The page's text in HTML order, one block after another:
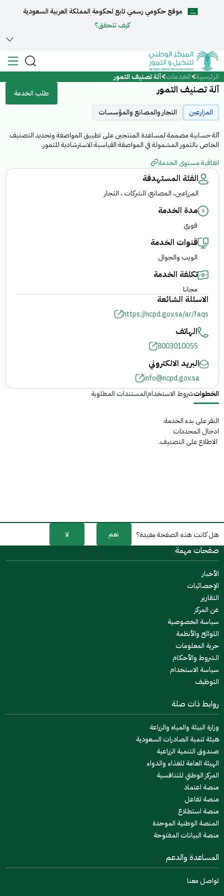
كيف تتحقق؟
English
الرئيسية
عن المركز
الخدمات
المركز الإعلامي
مركز الدعم والمساعدة
الفرع الإلكتروني
الرئيسية الخدمات آلة تصنيف التمور
آلة تصنيف التمور
طلب الخدمة
المزارعين
التجار والمصانع والمؤسسات
آلة حسابية مصممة لمساعدة المنتجين على تطبيق المواصفة وتحديد التصنيف
الخاص بالتمور المشمولة في المواصفة القياسية الاسترشادية للتمور.
اتفاقية مستوى الخدمة
الفئة المستهدفة
المزراعين، المصانع، الشركات ، التجار
مدة الخدمة
فوري
قنوات الخدمة
الويب والجوال
تكلفة الخدمة
مجانا
الاسئلة الشائعة
https://ncpd.gov.sa/ar/faqs
الهاتف
8003010055
البريد الالكتروني
info@ncpd.gov.sa
الخطواتشروط الاستخدامالمستندات المطلوبة
النقر على بدء الخدمة.
ادخال المحددات
الاطلاع على التصنيف.
هل كانت هذه الصفحة مفيدة؟ نعم لا
صفحات مهمة
الأخبار
الإحصائيات
التقارير
عن المركز
سياسة الخصوصية
اللوائح والأنظمة
حرية المعلومات
الشروط والأحكام
سياسة الاستخدام
التوظيف
روابط ذات صلة
وزارة البيئة والمياه والزراعة
هيئة تنمية الصادرات السعودية
صندوق التنمية الزراعية
الهيئة العامة للغذاء والدواء
المركز الوطني للتنافسية
منصة اعتماد
منصة تفاعل
منصة استطلاع
المنصة الوطنية الموحدة
منصة البيانات المفتوحة
المساعدة والدعم
تواصل معنا